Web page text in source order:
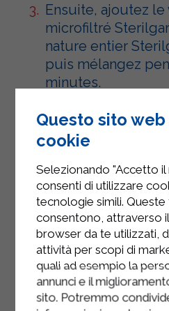
Ensuite, ajoutez
microfiltré
nature entier
puis mélangez
minutes.
Versez le mélange
Enfin, ajoutez le
Questo sito
cookie
Selezionando "Accetto
consenti di utilizzare
tecnologie simili.
consentono, attraverso
browser da te utilizzati,
attività per scopi di
quali ad esempio la
annunci e il
sito. Potremmo